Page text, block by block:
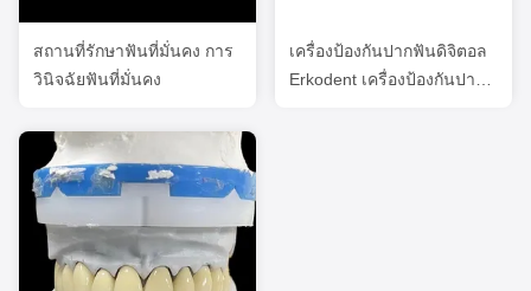
สถานที่รักษาฟันที่มั่นคง การ
วินิจฉัยฟันที่มั่นคง
เครื่องป้องกันปากฟันดิจิตอล
Erkodent เครื่องป้องกันปาก